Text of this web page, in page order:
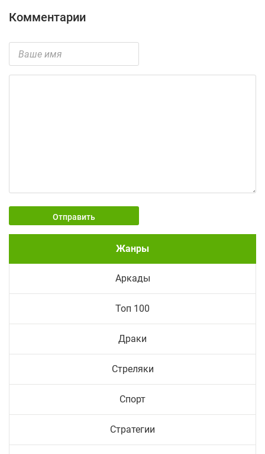
Комментарии
Отправить
Жанры
Аркады
Топ 100
Драки
Стреляки
Спорт
Стратегии